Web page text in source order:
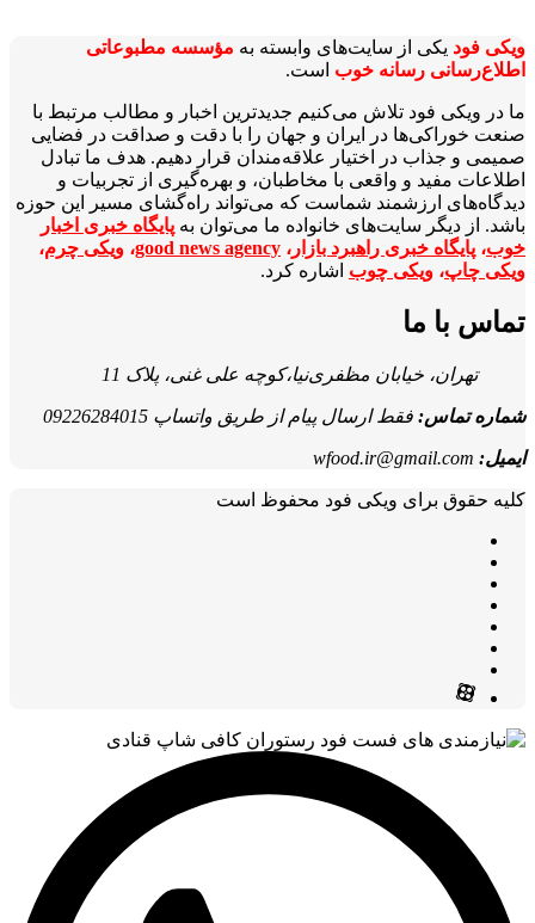
ویکی‌ فود یکی از سایت‌های وابسته به مؤسسه مطبوعاتی
اطلاع‌رسانی رسانه خوب است.
ما در ویکی‌ فود تلاش می‌کنیم جدیدترین اخبار و مطالب مرتبط با
صنعت خوراکی‌ها در ایران و جهان را با دقت و صداقت در فضایی
صمیمی و جذاب در اختیار علاقه‌مندان قرار دهیم. هدف ما تبادل
اطلاعات مفید و واقعی با مخاطبان، و بهره‌گیری از تجربیات و
دیدگاه‌های ارزشمند شماست که می‌تواند راه‌گشای مسیر این حوزه
باشد. از دیگر سایت‌های خانواده ما می‌توان به پایگاه خبری اخبار
خوب، پایگاه خبری راهبرد بازار ، good news agency، ویکی چرم،
ویکی چاپ، ویکی چوب اشاره کرد.
تماس با ما
تهران، خیابان مظفری‌نیا،کوچه علی غنی، پلاک 11
شماره تماس: فقط ارسال پیام از طریق واتساپ 09226284015
ایمیل: wfood.ir@gmail.com
کلیه حقوق برای ویکی فود محفوظ است